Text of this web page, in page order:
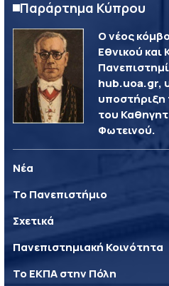
Παράρτημα Κύπρου
Ο νέος
Εθνικού και
hub.uoa.gr,
του
Φωτεινού.
Νέα
Το Πανεπιστήμιο
Σχετικά
Πανεπιστημιακή Κοινότητα
Το ΕΚΠΑ στην Πόλη